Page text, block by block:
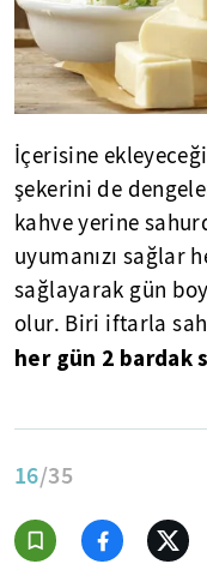
İçerisine
şekerini de
kahve yerine
uyumanızı sağlar
sağlayarak gün
olur. Biri iftarla
her gün 2 bardak
16/35